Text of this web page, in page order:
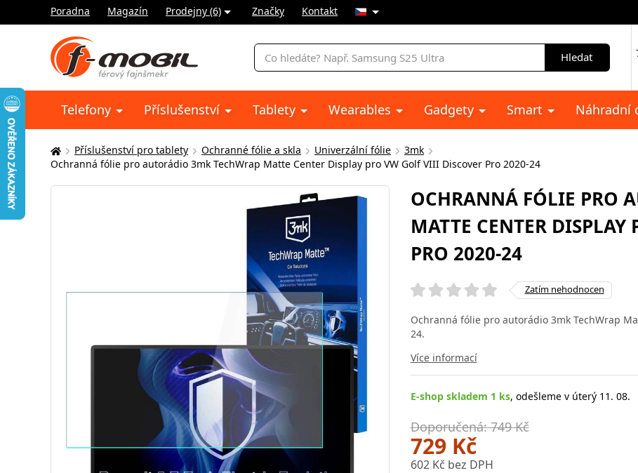
Poradna Magazín Prodejny (6) Značky Kontakt
Vyhledávání
Hledat
Telefony Příslušenství Tablety Wearables Gadgety Smart Náhradní
Zde
nacházíte:
Příslušenství pro tablety Ochranné fólie a skla Univerzální fólie
3mk
Ochranná fólie pro autorádio 3mk TechWrap Matte Center Display pro VW Golf VIII Discover Pro 2020-24
OCHRANNÁ FÓLIE PRO
MATTE CENTER
PRO 2020-24
Zatím nehodnocen
Ochranná fólie pro autorádio 3mk TechWrap
24.
Více informací
E-shop skladem 1 ks, odešleme v úterý 11. 08.
Doporučená: 749 Kč
729 Kč
602 Kč bez DPH